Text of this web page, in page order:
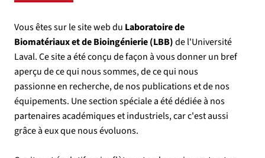
Vous êtes sur le site web du Laboratoire de
Biomatériaux et de Bioingénierie (LBB)de l'Université
Laval. Ce site a été conçu de façon à vous donner un bref
aperçu de ce qui nous sommes, de ce qui nous
passionne en recherche, de nos publications et de nos
équipements. Une section spéciale a été dédiée à nos
partenaires académiques et industriels, car c'est aussi
grâce à eux que nous évoluons.